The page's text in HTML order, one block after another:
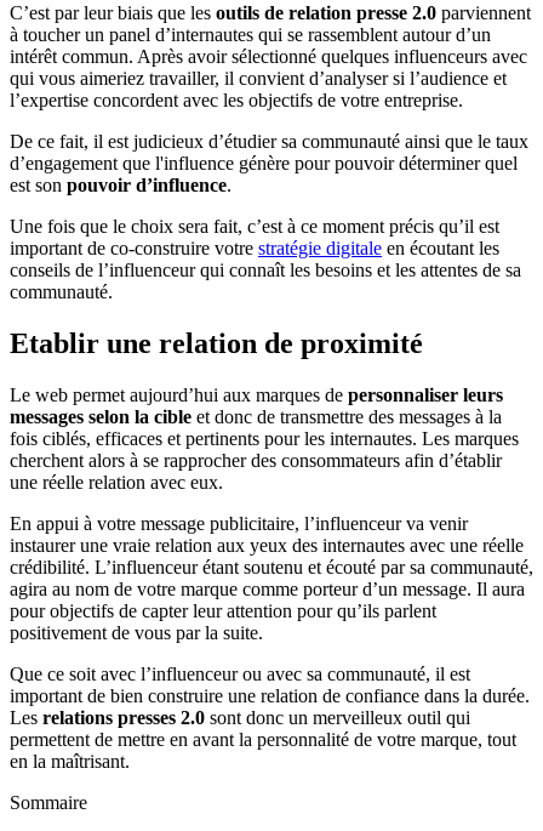
C’est par leur biais que les outils de relation presse 2.0 parviennent
à toucher un panel d’internautes qui se rassemblent autour d’un
intérêt commun. Après avoir sélectionné quelques influenceurs avec
qui vous aimeriez travailler, il convient d’analyser si l’audience et
l’expertise concordent avec les objectifs de votre entreprise.
De ce fait, il est judicieux d’étudier sa communauté ainsi que le taux
d’engagement que l'influence génère pour pouvoir déterminer quel
est son pouvoir d’influence.
Une fois que le choix sera fait, c’est à ce moment précis qu’il est
important de co-construire votre stratégie digitale en écoutant les
conseils de l’influenceur qui connaît les besoins et les attentes de sa
communauté.
Etablir une relation de proximité
Le web permet aujourd’hui aux marques de personnaliser leurs
messages selon la cible et donc de transmettre des messages à la
fois ciblés, efficaces et pertinents pour les internautes. Les marques
cherchent alors à se rapprocher des consommateurs afin d’établir
une réelle relation avec eux.
En appui à votre message publicitaire, l’influenceur va venir
instaurer une vraie relation aux yeux des internautes avec une réelle
crédibilité. L’influenceur étant soutenu et écouté par sa communauté,
agira au nom de votre marque comme porteur d’un message. Il aura
pour objectifs de capter leur attention pour qu’ils parlent
positivement de vous par la suite.
Que ce soit avec l’influenceur ou avec sa communauté, il est
important de bien construire une relation de confiance dans la durée.
Les relations presses 2.0 sont donc un merveilleux outil qui
permettent de mettre en avant la personnalité de votre marque, tout
en la maîtrisant.
Sommaire